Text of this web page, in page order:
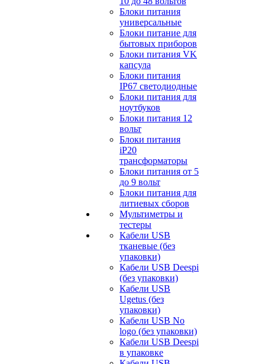
Блоки питания
универсальные
Блоки питание для
бытовых приборов
Блоки питания VK
капсула
Блоки питания
IP67 светодиодные
Блоки питания для
ноутбуков
Блоки питания 12
вольт
Блоки питания
iP20
трансформаторы
Блоки питания от 5
до 9 вольт
Блоки питания для
литиевых сборов
Мультиметры и
тестеры
Кабели USB
тканевые (без
упаковки)
Кабели USB Deespi
(без упаковки)
Кабели USB
Ugetus (без
упаковки)
Кабели USB No
logo (без упаковки)
Кабели USB Deespi
в упаковке